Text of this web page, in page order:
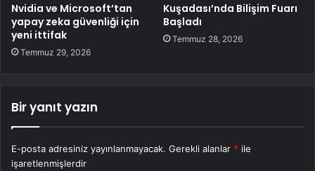
Nvidia ve Microsoft’tan
yapay zeka güvenliği için
yeni ittifak
Temmuz 29, 2026
Kuşadası’nda Bilişim Fuarı
Başladı
Temmuz 28, 2026
Bir yanıt yazın
E-posta adresiniz yayınlanmayacak. Gerekli alanlar * ile
işaretlenmişlerdir